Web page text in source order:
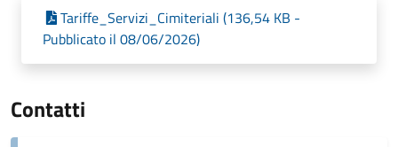
Tariffe_Servizi_Cimiteriali (136,54 KB -
Pubblicato il 08/06/2026)
Contatti